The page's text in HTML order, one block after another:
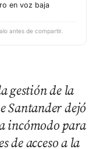
en voz baja
antes de compartir.
gestión de la
Santander dejó
incómodo para
de acceso a la